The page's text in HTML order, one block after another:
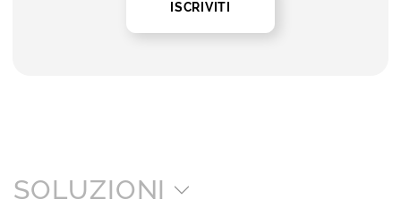
ISCRIVITI
SOLUZIONI